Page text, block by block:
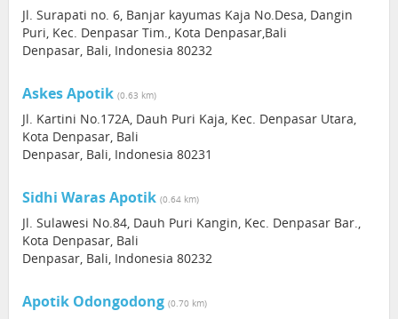
Jl. Surapati no. 6, Banjar kayumas Kaja No.Desa, Dangin
Puri, Kec. Denpasar Tim., Kota Denpasar,Bali
Denpasar, Bali, Indonesia 80232
Askes Apotik (0.63 km)
Jl. Kartini No.172A, Dauh Puri Kaja, Kec. Denpasar Utara,
Kota Denpasar, Bali
Denpasar, Bali, Indonesia 80231
Sidhi Waras Apotik (0.64 km)
Jl. Sulawesi No.84, Dauh Puri Kangin, Kec. Denpasar Bar.,
Kota Denpasar, Bali
Denpasar, Bali, Indonesia 80232
Apotik Odongodong (0.70 km)